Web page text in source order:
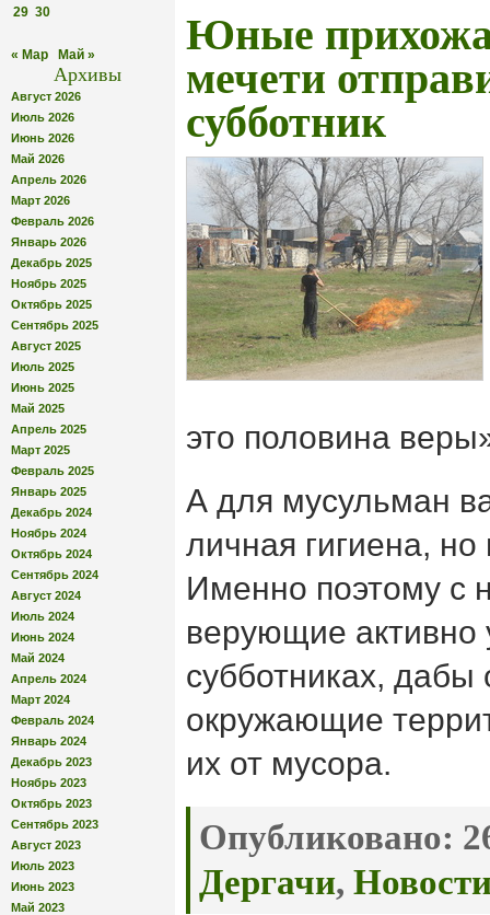
29 30
« Мар Май »
Архивы
Август 2026
Июль 2026
Июнь 2026
Май 2026
Апрель 2026
Март 2026
Февраль 2026
Январь 2026
Декабрь 2025
Ноябрь 2025
Октябрь 2025
Сентябрь 2025
Август 2025
Июль 2025
Июнь 2025
Май 2025
Апрель 2025
Март 2025
Февраль 2025
Январь 2025
Декабрь 2024
Ноябрь 2024
Октябрь 2024
Сентябрь 2024
Август 2024
Июль 2024
Июнь 2024
Май 2024
Апрель 2024
Март 2024
Февраль 2024
Январь 2024
Декабрь 2023
Ноябрь 2023
Октябрь 2023
Сентябрь 2023
Август 2023
Июль 2023
Июнь 2023
Май 2023
Юные
мечети
субботник
это половина
А для мусульман
личная гигиена, но
Именно поэтому с
верующие активно
субботниках, дабы
окружающие
их от мусора.
Опубликовано:
Дергачи,